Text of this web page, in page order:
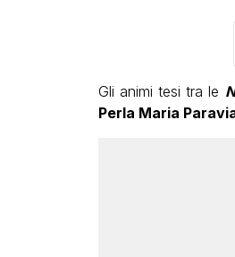
Gli animi tesi tra le
Perla Maria